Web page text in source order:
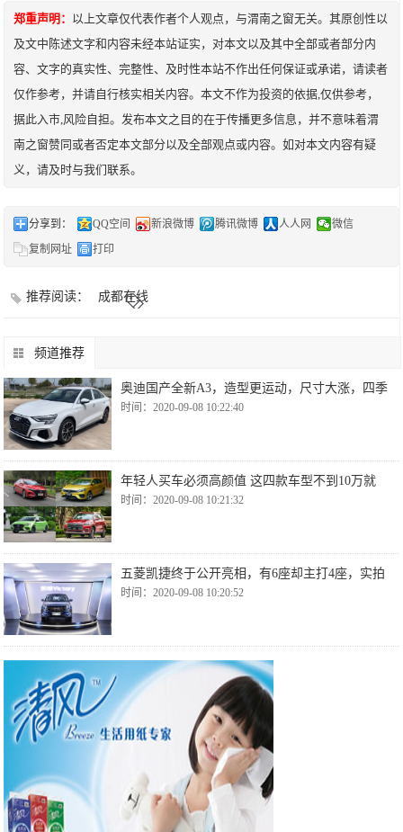
郑重声明： 以上文章仅代表作者个人观点，与渭南之窗无关。其原创性以
及文中陈述文字和内容未经本站证实，对本文以及其中全部或者部分内
容、文字的真实性、完整性、及时性本站不作出任何保证或承诺，请读者
仅作参考，并请自行核实相关内容。本文不作为投资的依据,仅供参考，
据此入市,风险自担。发布本文之目的在于传播更多信息，并不意味着渭
南之窗赞同或者否定本文部分以及全部观点或内容。如对本文内容有疑
义，请及时与我们联系。
分享到： QQ空间 新浪微博 腾讯微博 人人网
微信
复制网址
打印
推荐阅读： 成都在线
频道推荐
奥迪国产全新A3，造型更运动，尺寸大涨，四季
时间：2020-09-08 10:22:40
年轻人买车必须高颜值 这四款车型不到10万就
时间：2020-09-08 10:21:32
五菱凯捷终于公开亮相，有6座却主打4座，实拍
时间：2020-09-08 10:20:52